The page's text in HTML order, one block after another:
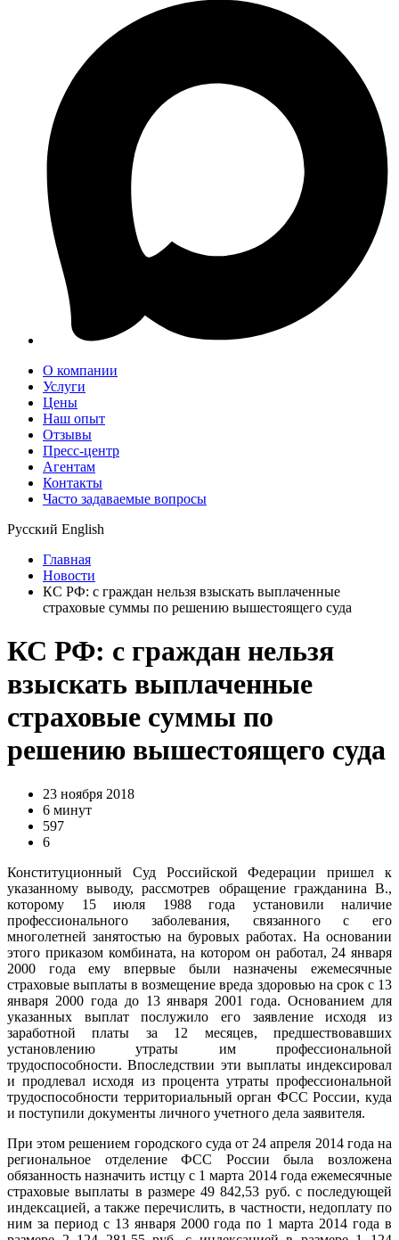
О компании
Услуги
Цены
Наш опыт
Отзывы
Пресс-центр
Агентам
Контакты
Часто задаваемые вопросы
Русский English
Главная
Новости
КС РФ: с граждан нельзя взыскать выплаченные
страховые суммы по решению вышестоящего суда
КС РФ: с граждан нельзя
взыскать выплаченные
страховые суммы по
решению вышестоящего суда
23 ноября 2018
6 минут
597
6
Конституционный Суд Российской Федерации пришел к
указанному выводу, рассмотрев обращение гражданина В.,
которому 15 июля 1988 года установили наличие
профессионального заболевания, связанного с его
многолетней занятостью на буровых работах. На основании
этого приказом комбината, на котором он работал, 24 января
2000 года ему впервые были назначены ежемесячные
страховые выплаты в возмещение вреда здоровью на срок с 13
января 2000 года до 13 января 2001 года. Основанием для
указанных выплат послужило его заявление исходя из
заработной платы за 12 месяцев, предшествовавших
установлению утраты им профессиональной
трудоспособности. Впоследствии эти выплаты индексировал
и продлевал исходя из процента утраты профессиональной
трудоспособности территориальный орган ФСС России, куда
и поступили документы личного учетного дела заявителя.
При этом решением городского суда от 24 апреля 2014 года на
региональное отделение ФСС России была возложена
обязанность назначить истцу с 1 марта 2014 года ежемесячные
страховые выплаты в размере 49 842,53 руб. с последующей
индексацией, а также перечислить, в частности, недоплату по
ним за период с 13 января 2000 года по 1 марта 2014 года в